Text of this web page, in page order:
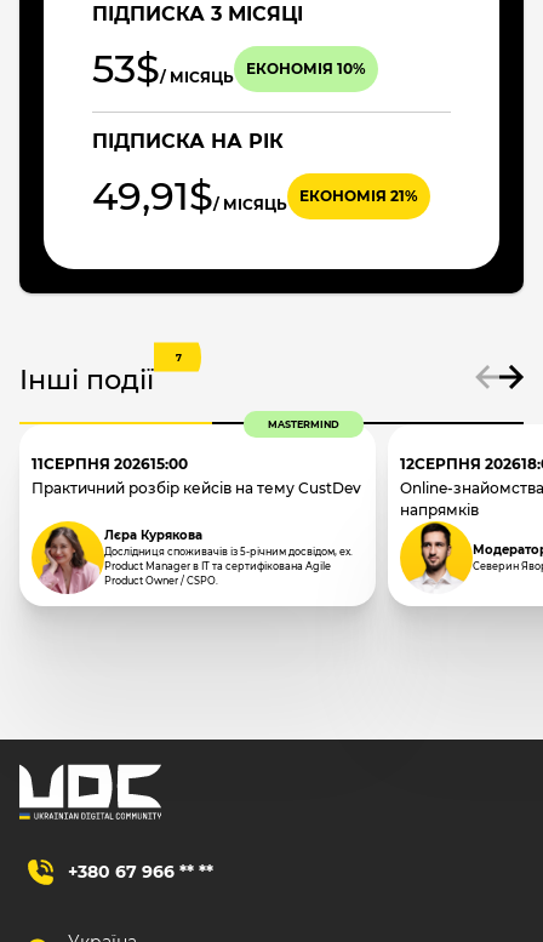
ПІДПИСКА 3 МІСЯЦІ
53$/ МІСЯЦЬ ЕКОНОМІЯ 10%
ПІДПИСКА НА РІК
49,91$/ МІСЯЦЬ ЕКОНОМІЯ 21%
Інші події
7
MASTERMIND
11СЕРПНЯ 202615:00
Практичний розбір кейсів на тему CustDev
Лєра Курякова
Дослідниця споживачів із 5-річним досвідом, ex.
Product Manager в IT та сертифікована Agile
Product Owner / CSPO.
12СЕРПНЯ 2026
Online-
напрямків
Северин
+380 67 966 ** **